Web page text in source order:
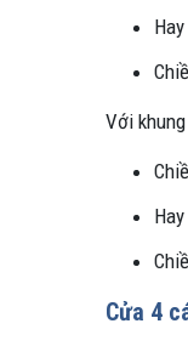
Với
Cửa 4